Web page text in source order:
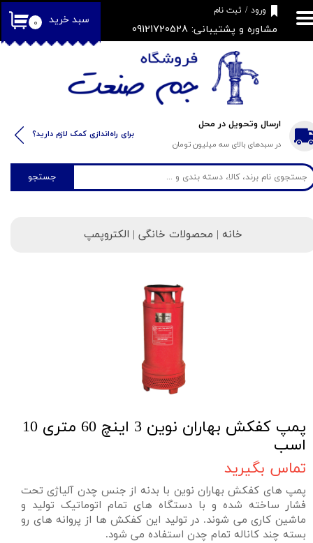
جستجو
ارسال وتحویل در محل
در سبدهای بالای سه میلیون تومان
مشاوره و پشتیبانی: 09121720528 ۰ سبد خرید
ورود / ثبت نام
حساب کاربری من
تغییر گذر واژه
خروج از حساب کاربری
​​برای راه‌اندازی کمک لازم دارید؟
خانه| محصولات خانگی | الکتروپمپ
پمپ کفکش بهاران نوین 3 اینچ 60 متری 10
اسب
تماس بگیرید
پمپ های کفکش بهاران نوین با بدنه از جنس چدن آلیاژی تحت
فشار ساخته شده و با دستگاه های تمام اتوماتیک تولید و
ماشین کاری می شوند. در تولید این کفکش ها از پروانه های رو
بسته چند کاناله تمام چدن استفاده می شود.